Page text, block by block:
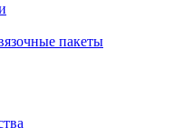
пакеты